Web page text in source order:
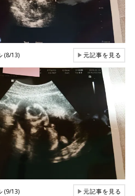
(8/13) ▶元記事を見る
(9/13) ▶元記事を見る